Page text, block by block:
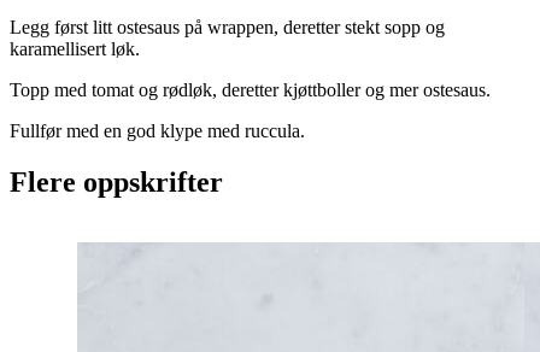
Legg først litt ostesaus på wrappen, deretter stekt sopp og
karamellisert løk.
Topp med tomat og rødløk, deretter kjøttboller og mer ostesaus.
Fullfør med en god klype med ruccula.
Flere oppskrifter